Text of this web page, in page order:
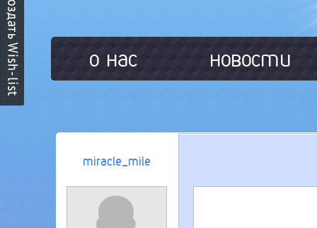
о нас новости
miracle_mile